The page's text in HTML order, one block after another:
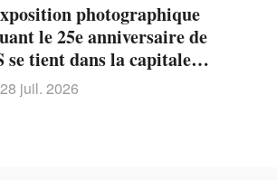
photographique
le 25e anniversaire de
se tient dans la capitale
juil. 2026